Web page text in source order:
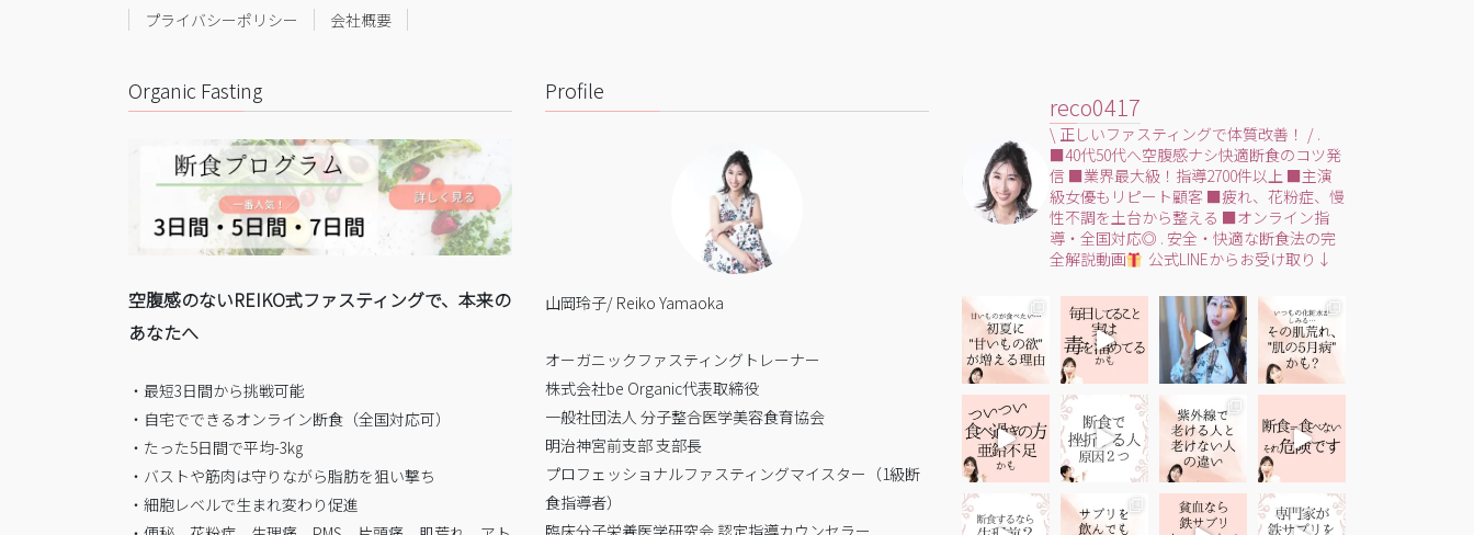
プライバシーポリシー 会社概要
Organic Fasting
空腹感のないREIKO式ファスティングで、本来の
あなたへ
・最短3日間から挑戦可能
・自宅でできるオンライン断食（全国対応可）
・たった5日間で平均-3㎏
・バストや筋肉は守りながら脂肪を狙い撃ち
・細胞レベルで生まれ変わり促進
Profile
山岡玲子/ Reiko Yamaoka
オーガニックファスティングトレーナー
株式会社be Organic代表取締役
一般社団法人 分子整合医学美容食育協会
明治神宮前支部 支部長
プロフェッショナルファスティングマイスター（1級断
食指導者）
臨床分子栄養医学研究会 認定指導カウンセラー
reco0417
\ 正しいファスティングで体質改善！ /.
■40代50代へ空腹感ナシ快適断食のコツ発
信 ■業界最大級！指導2700件以上■主演
級女優もリピート顧客 ■疲れ、花粉症、慢
性不調を土台から整える ■オンライン指
導・全国対応◎ . 安全・快適な断食法の完
全解説動画
公式LINEからお受け取り↓